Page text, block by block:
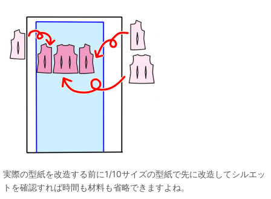
実際の型紙を改造する前に1/10サイズの型紙で先に改造してシルエッ
トを確認すれば時間も材料も省略できますよね。